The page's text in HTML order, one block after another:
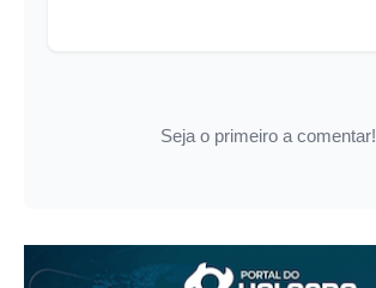
Seja o primeiro a comentar!